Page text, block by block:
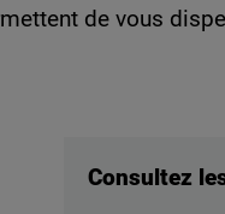
de vous
Consultez